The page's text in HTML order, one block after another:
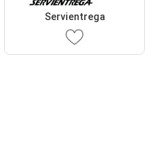
Servientrega